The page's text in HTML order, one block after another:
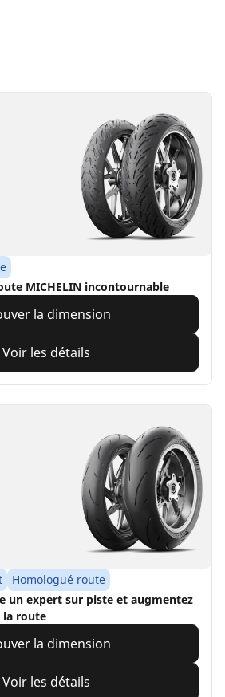
MICHELIN incontournable​
la dimension
Voir les détails
Homologué route
un expert sur piste et augmentez
la route
la dimension
Voir les détails